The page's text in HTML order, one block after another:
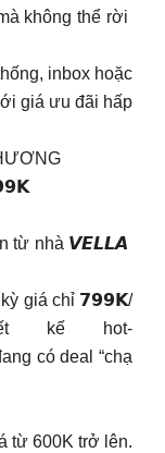
không thể rời
inbox hoặc
giá ưu đãi hấp
từ nhà 𝙑𝙀𝙇𝙇𝘼
kỳ giá chỉ 𝟳𝟵𝟵𝗞/
kế hot-
có deal “chạ
từ 600K trở lên.